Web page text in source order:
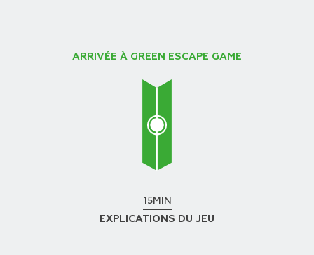
ARRIVÉE À GREEN ESCAPE GAME
15MIN
EXPLICATIONS DU JEU